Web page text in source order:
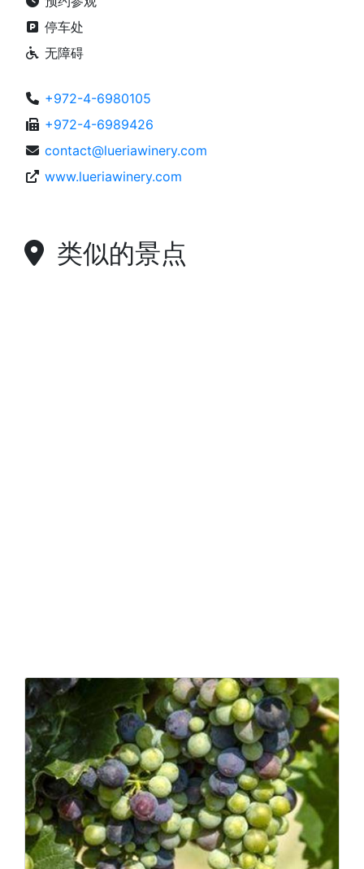
停车处
无障碍
+972-4-6980105
+972-4-6989426
contact@lueriawinery.com
www.lueriawinery.com
类似的景点